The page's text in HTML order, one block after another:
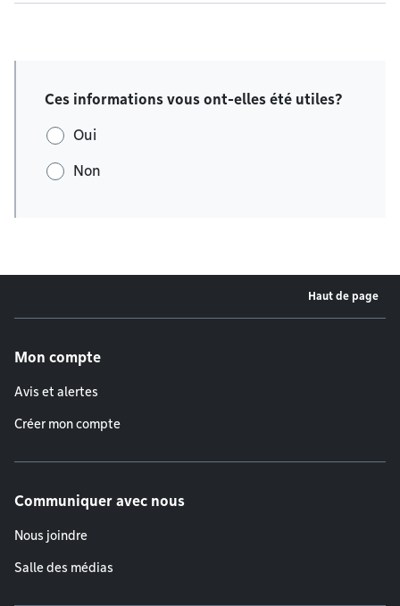
Ces informations vous ont-elles été utiles?
Oui
Non
Haut de page
Mon compte
Avis et alertes
Créer mon compte
Communiquer avec nous
Nous joindre
Salle des médias